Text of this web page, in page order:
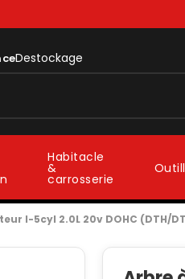
Destockage
Habitacle
&
carrosserie
I-5cyl 2.0L 20v DOHC (DTH/